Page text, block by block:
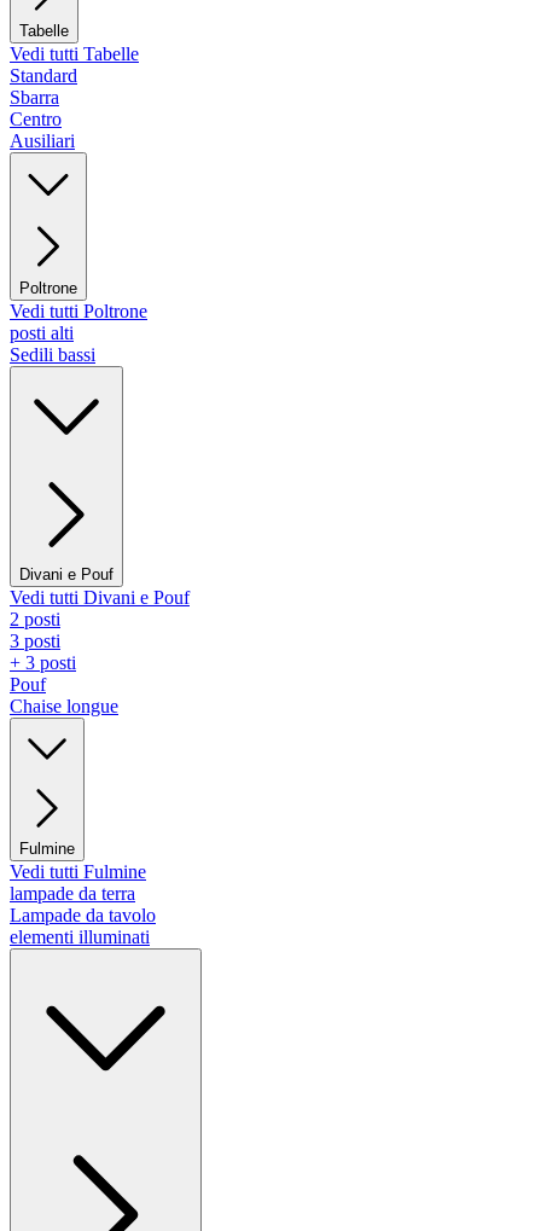
Tabelle
Vedi tutti Tabelle
Standard
Sbarra
Centro
Ausiliari
Poltrone
Vedi tutti Poltrone
posti alti
Sedili bassi
Divani e Pouf
Vedi tutti Divani e Pouf
2 posti
3 posti
+ 3 posti
Pouf
Chaise longue
Fulmine
Vedi tutti Fulmine
lampade da terra
Lampade da tavolo
elementi illuminati